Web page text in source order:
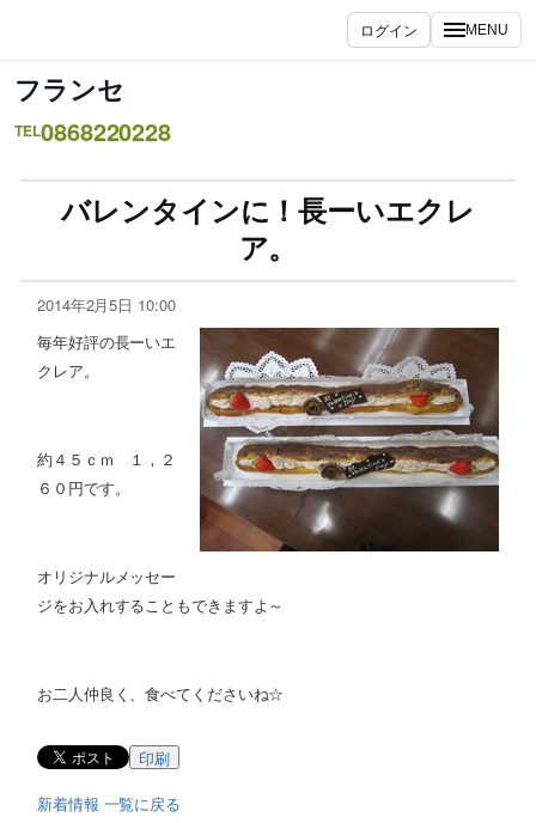
ログイン MENU
フランセ
TEL0868220228
バレンタインに！長ーいエクレ
ア。
2014年2月5日 10:00
毎年好評の長ーいエ
クレア。
約４５ｃｍ １，２
６０円です。
オリジナルメッセー
ジをお入れすることもできますよ～
お二人仲良く、食べてくださいね☆
印刷
新着情報 一覧に戻る